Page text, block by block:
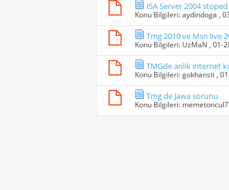
ISA Server 2004
Konu Bilgileri:aydindoga ,
Tmg 2010 ve Msn live
Konu Bilgileri: UzMaN , 01-
TMGde anlık internet
Konu Bilgileri:gokhansti ,
Tmg de Jawa sorunu
Konu Bilgileri: